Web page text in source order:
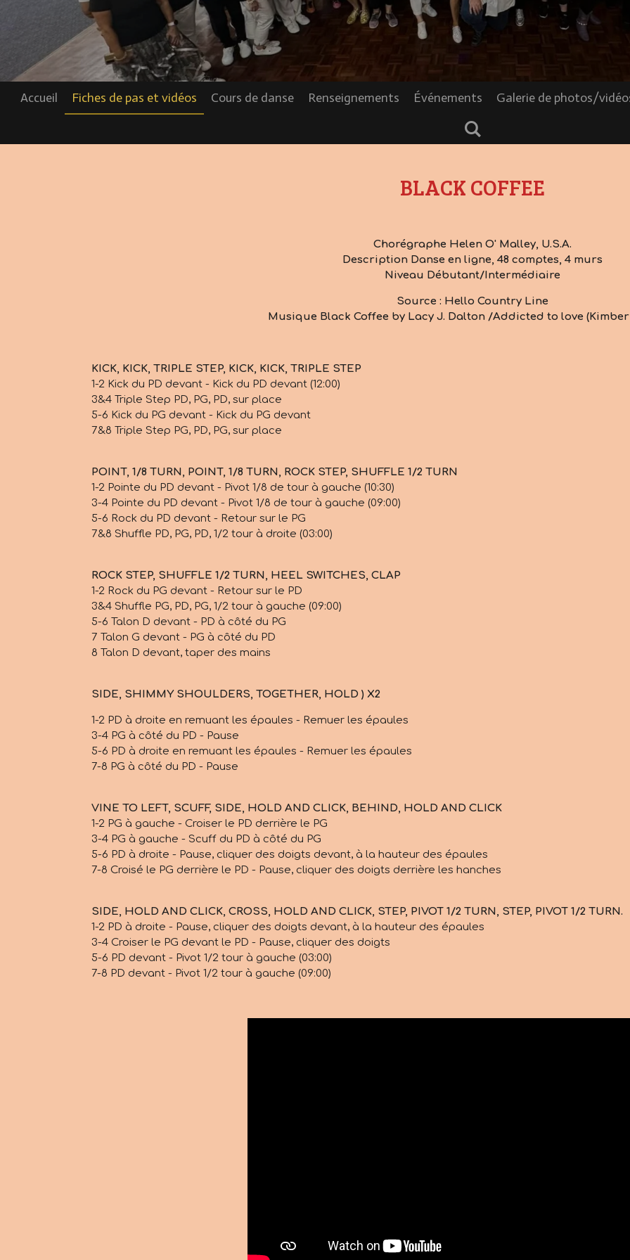
Accueil Fiches de pas et vidéos Cours de danse Renseignements Événements Galerie de photos/
BLACK COFFEE
Chorégraphe Helen O' Malley, U.S.A.
Description Danse en ligne, 48 comptes, 4 murs
Niveau Débutant/Intermédiaire
Source : Hello Country Line
Musique Black Coffee by Lacy J. Dalton /Addicted to love
KICK, KICK, TRIPLE STEP, KICK, KICK, TRIPLE STEP
1-2 Kick du PD devant - Kick du PD devant (12:00)
3&4 Triple Step PD, PG, PD, sur place
5-6 Kick du PG devant - Kick du PG devant
7&8 Triple Step PG, PD, PG, sur place
POINT, 1/8 TURN, POINT, 1/8 TURN, ROCK STEP, SHUFFLE 1/2 TURN
1-2 Pointe du PD devant - Pivot 1/8 de tour à gauche (10:30)
3-4 Pointe du PD devant - Pivot 1/8 de tour à gauche (09:00)
5-6 Rock du PD devant - Retour sur le PG
7&8 Shuffle PD, PG, PD, 1/2 tour à droite (03:00)
ROCK STEP, SHUFFLE 1/2 TURN, HEEL SWITCHES, CLAP
1-2 Rock du PG devant - Retour sur le PD
3&4 Shuffle PG, PD, PG, 1/2 tour à gauche (09:00)
5-6 Talon D devant - PD à côté du PG
7 Talon G devant - PG à côté du PD
8 Talon D devant, taper des mains
SIDE, SHIMMY SHOULDERS, TOGETHER, HOLD ) X2
1-2 PD à droite en remuant les épaules - Remuer les épaules
3-4 PG à côté du PD - Pause
5-6 PD à droite en remuant les épaules - Remuer les épaules
7-8 PG à côté du PD - Pause
VINE TO LEFT, SCUFF, SIDE, HOLD AND CLICK, BEHIND, HOLD AND CLICK
1-2 PG à gauche - Croiser le PD derrière le PG
3-4 PG à gauche - Scuff du PD à côté du PG
5-6 PD à droite - Pause, cliquer des doigts devant, à la hauteur des épaules
7-8 Croisé le PG derrière le PD - Pause, cliquer des doigts derrière les hanches
SIDE, HOLD AND CLICK, CROSS, HOLD AND CLICK, STEP, PIVOT 1/2 TURN, STEP, PIVOT 1/2 TURN.
1-2 PD à droite - Pause, cliquer des doigts devant, à la hauteur des épaules
3-4 Croiser le PG devant le PD - Pause, cliquer des doigts
5-6 PD devant - Pivot 1/2 tour à gauche (03:00)
7-8 PD devant - Pivot 1/2 tour à gauche (09:00)